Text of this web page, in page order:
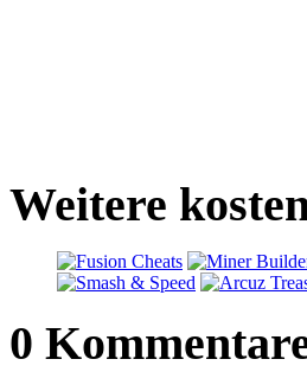
Weitere
0